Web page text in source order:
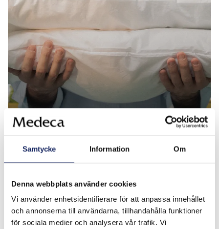
Samtycke Information Om
Denna webbplats använder cookies
Vi använder enhetsidentifierare för att anpassa innehållet
och annonserna till användarna, tillhandahålla funktioner
för sociala medier och analysera vår trafik. Vi
Kvalsterallergi